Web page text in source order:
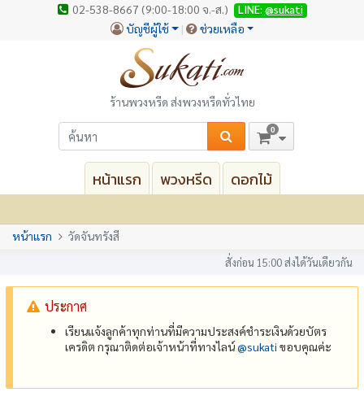
02-538-8667 (9:00-18:00 จ.-ส.) LINE: @sukati
บัญชีผู้ใช้ ช่วยเหลือ
ร้านพวงหรีด ส่งพวงหรีดทั่วไทย
0
หน้าแรก พวงหรีด ดอกไม้
หน้าแรก วัดจันทรังสี
สั่งก่อน 15:00 ส่งได้วันเดียวกัน
ประกาศ
เรียนแจ้งลูกค้าทุกท่านที่มีความประสงค์ชำระเงินด้วยบัตร
เครดิต กรุณาติดต่อเจ้าหน้าที่ทางไลน์@‌sukati ขอบคุณค่ะ